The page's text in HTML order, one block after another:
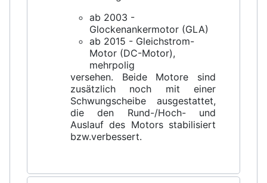
ab 2003 -
Glockenankermotor (GLA)
ab 2015 - Gleichstrom-
Motor (DC-Motor),
mehrpolig
versehen. Beide Motore sind
zusätzlich noch mit einer
Schwungscheibe ausgestattet,
die den Rund-/Hoch- und
Auslauf des Motors stabilisiert
bzw.verbessert.